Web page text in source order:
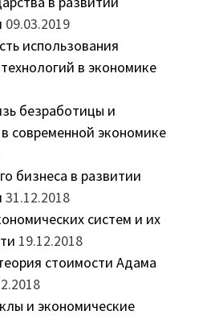
09.03.2019
использования
в экономике
безработицы и
современной экономике
бизнеса в развитии
31.12.2018
систем и их
19.12.2018
стоимости Адама
и экономические